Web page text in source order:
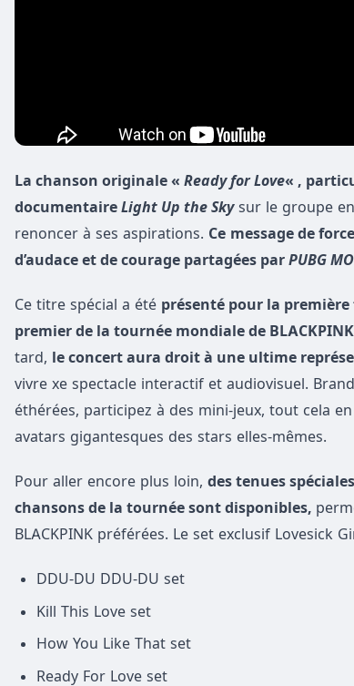
La chanson originale « Ready for Love« ,
documentaire Light Up the Skysur le groupe
renoncer à ses aspirations. Ce message de
d’audace et de courage partagées par PUBG
Ce titre spécial a été présenté pour la première
premier de la tournée mondiale de BLACKPINK
tard, le concert aura droit à une ultime
vivre xe spectacle interactif et audiovisuel.
éthérées, participez à des mini-jeux, tout cela
avatars gigantesques des stars elles-mêmes.
Pour aller encore plus loin, des tenues
chansons de la tournée sont disponibles,
BLACKPINK préférées. Le set exclusif Lovesick
DDU-DU DDU-DU set
Kill This Love set
How You Like That set
Ready For Love set